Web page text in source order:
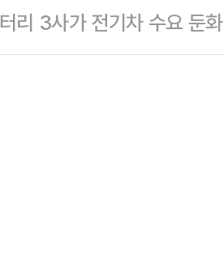
를 꺼내 신고하려는 순간
후보 모두 완주 의지를 단
견이 적지 않았다. 그럼에
리 3사가 전기차 수요 둔
키우고 있다. 한때 ESS